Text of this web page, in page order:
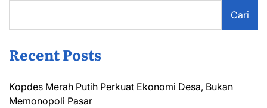
Cari
Recent Posts
Kopdes Merah Putih Perkuat Ekonomi Desa, Bukan
Memonopoli Pasar